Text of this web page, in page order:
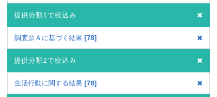
提供分類1で絞込み
調査票Ａに基づく結果 78
提供分類2で絞込み
生活行動に関する結果 78